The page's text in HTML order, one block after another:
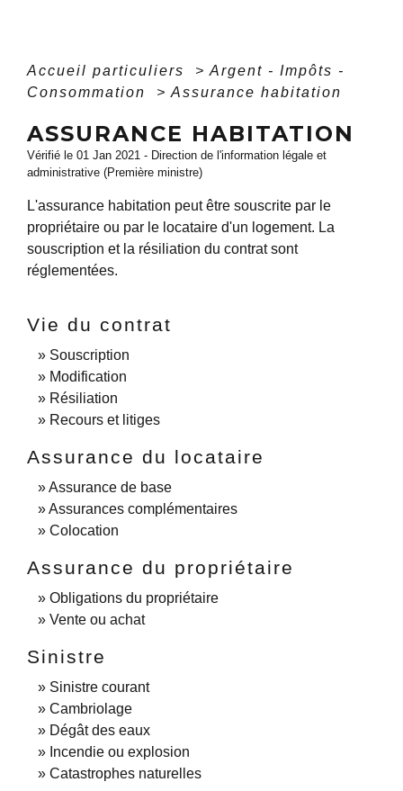
Accueil particuliers > Argent - Impôts -
Consommation
> Assurance habitation
ASSURANCE HABITATION
Vérifié le 01 Jan 2021 - Direction de l'information légale et
administrative (Première ministre)
L'assurance habitation peut être souscrite par le
propriétaire ou par le locataire d'un logement. La
souscription et la résiliation du contrat sont
réglementées.
Vie du contrat
Souscription
Modification
Résiliation
Recours et litiges
Assurance du locataire
Assurance de base
Assurances complémentaires
Colocation
Assurance du propriétaire
Obligations du propriétaire
Vente ou achat
Sinistre
Sinistre courant
Cambriolage
Dégât des eaux
Incendie ou explosion
Catastrophes naturelles